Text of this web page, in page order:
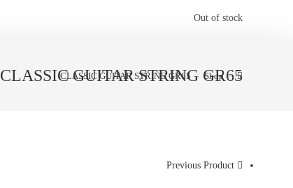
Out of stock
CLASSIC GUITAR STRING GR65
>
Shop
>
CLASSIC GUITAR STRING GR65
Previous Product